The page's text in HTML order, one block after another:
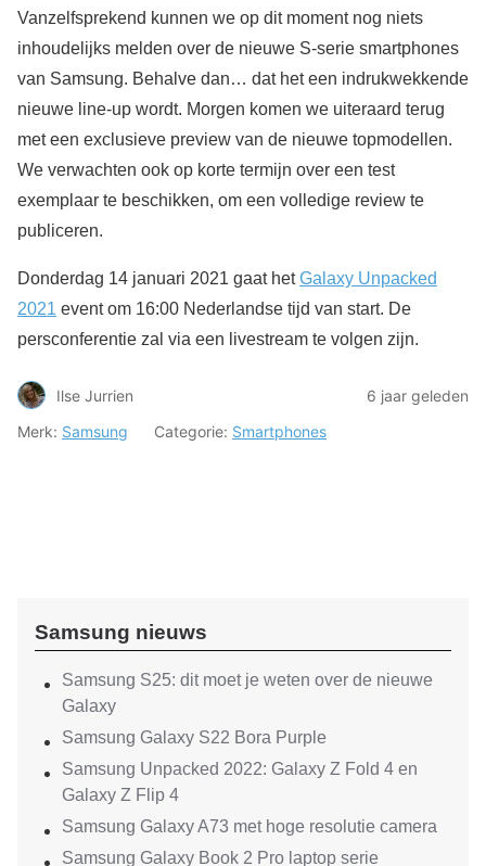
Vanzelfsprekend kunnen we op dit moment nog niets
inhoudelijks melden over de nieuwe S-serie smartphones
van Samsung. Behalve dan… dat het een indrukwekkende
nieuwe line-up wordt. Morgen komen we uiteraard terug
met een exclusieve preview van de nieuwe topmodellen.
We verwachten ook op korte termijn over een test
exemplaar te beschikken, om een volledige review te
publiceren.
Donderdag 14 januari 2021 gaat hetGalaxy Unpacked
2021 event om 16:00 Nederlandse tijd van start. De
persconferentie zal via een livestream te volgen zijn.
Ilse Jurrien
6 jaar geleden
Merk: Samsung Categorie: Smartphones
Samsung nieuws
Samsung S25: dit moet je weten over de nieuwe
Galaxy
Samsung Galaxy S22 Bora Purple
Samsung Unpacked 2022: Galaxy Z Fold 4 en
Galaxy Z Flip 4
Samsung Galaxy A73 met hoge resolutie camera
Samsung Galaxy Book 2 Pro laptop serie